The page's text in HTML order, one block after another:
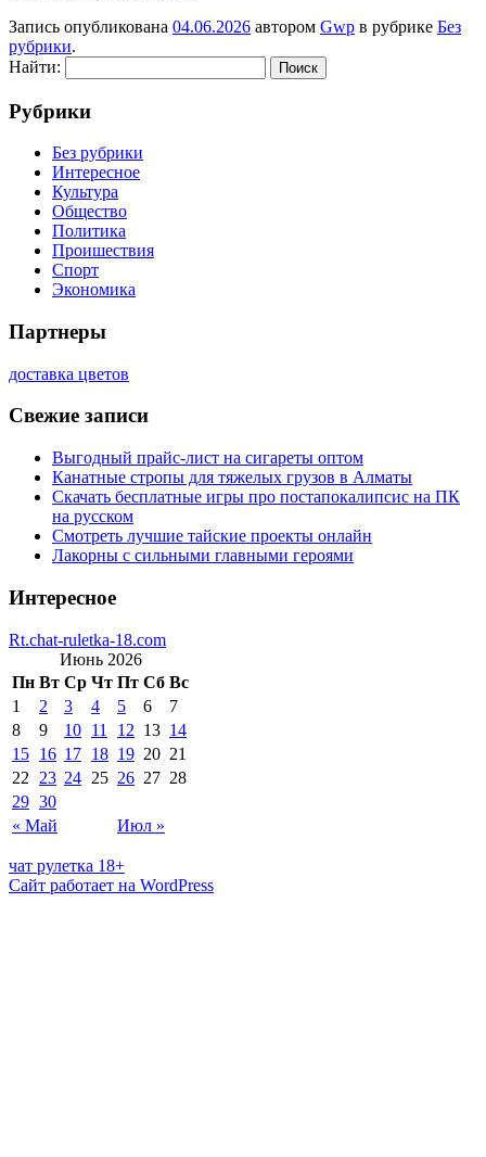
Запись опубликована 04.06.2026 автором Gwp в рубрике Без
рубрики.
Найти:
Рубрики
Без рубрики
Интересное
Культура
Общество
Политика
Проишествия
Спорт
Экономика
Партнеры
доставка цветов
Свежие записи
Выгодный прайс-лист на сигареты оптом
Канатные стропы для тяжелых грузов в Алматы
Скачать бесплатные игры про постапокалипсис на ПК
на русском
Смотреть лучшие тайские проекты онлайн
Лакорны с сильными главными героями
Интересное
Rt.chat-ruletka-18.com
Июнь 2026
Пн Вт Ср Чт Пт Сб Вс
« Май Июл »
1 2 3 4 5 6
7
8
9 10 11 12 13 14
15 16 17 18 19 20 21
22
23 24 25 26 27 28
29 30
чат рулетка 18+
Сайт работает на WordPress